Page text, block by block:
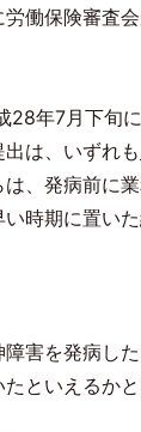
働保険審査
28年7月下旬
は、いずれも
、発病前に
時期に置い
害を発病し
といえるか